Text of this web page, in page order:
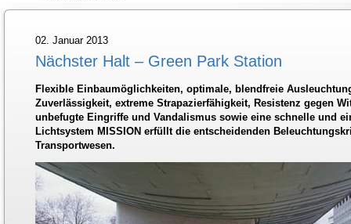
02. Januar 2013
Nächster Halt – Green Park Station
Flexible Einbaumöglichkeiten, optimale, blendfreie
Zuverlässigkeit, extreme Strapazierfähigkeit, Resistenz gegen
unbefugte Eingriffe und Vandalismus sowie eine schnelle und
Lichtsystem MISSION erfüllt die entscheidenden
Transportwesen.